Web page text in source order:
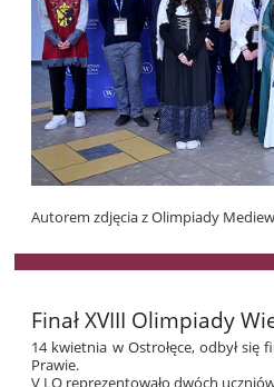
Autorem zdjęcia z Olimpiady
Finał XVIII Olimpiady
14 kwietnia w Ostrołęce, odbył się
Prawie.
V LO reprezentowało dwóch